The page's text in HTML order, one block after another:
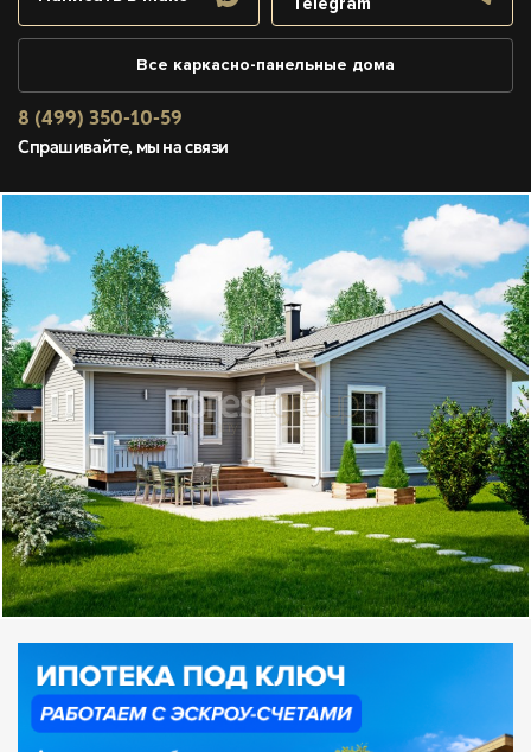
Все каркасно-панельные дома
8 (499) 350-10-59
Спрашивайте, мы на связи